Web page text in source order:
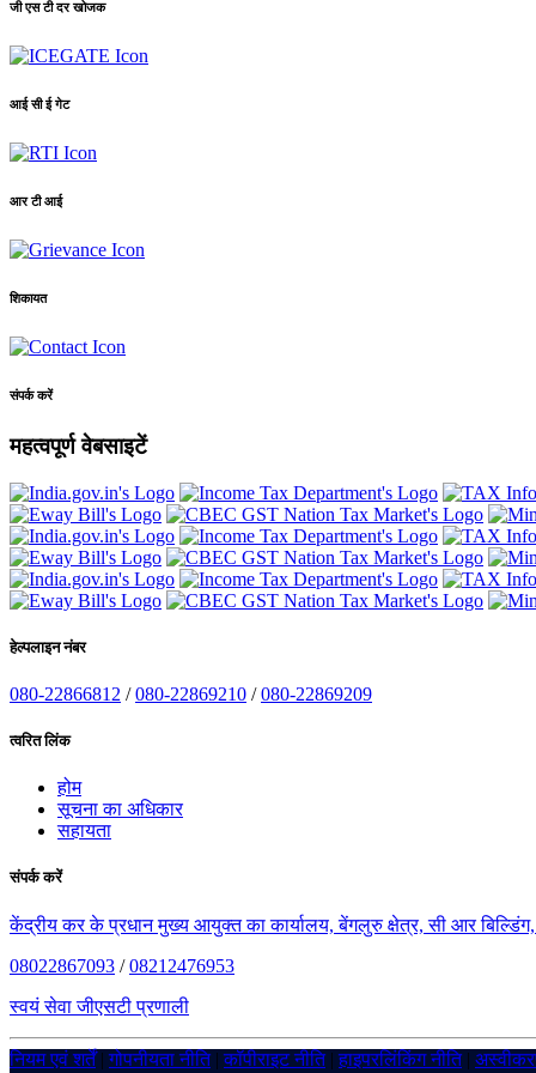
जी एस टी दर खोजक
आई सी ई गेट
आर टी आई
शिकायत
संपर्क करें
महत्वपूर्ण वेबसाइटें
हेल्पलाइन नंबर
080-22866812 /080-22869210 /080-22869209
त्वरित लिंक
होम
सूचना का अधिकार
सहायता
संपर्क करें
केंद्रीय कर के प्रधान मुख्य आयुक्त का कार्यालय, बेंगलुरु क्षेत्र, सी आर
08022867093 /08212476953
स्वयं सेवा जीएसटी प्रणाली
नियम एवं शर्तें|गोपनीयता नीति|कॉपीराइट नीति|हाइपरलिंकिंग नीति|